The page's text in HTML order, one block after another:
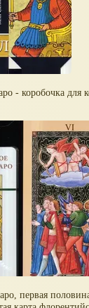
- коробочка для
первая